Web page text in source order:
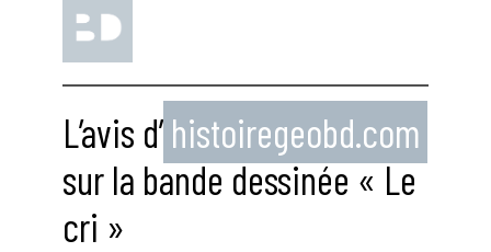
L’avis d’ histoiregeobd.com
sur la bande dessinée « Le
cri »